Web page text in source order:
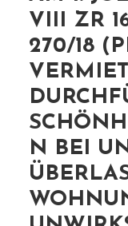
VIII ZR
270/18
N BEI